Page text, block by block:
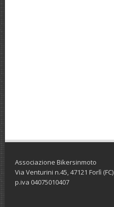
Associazione Bikersinmoto
Via Venturini n.45, 47121 Forlì (FC)
p.iva 04075010407